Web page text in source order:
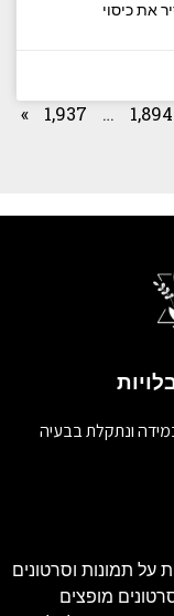
את כיסוי
1,894
…
1,937
»
ונתקלת בבעיה
על תמונות וסרטונים
מופצים